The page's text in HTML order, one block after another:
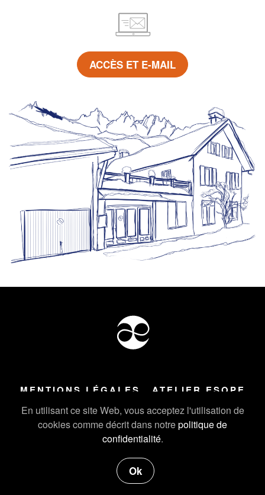
En utilisant ce site Web, vous acceptez l'utilisation de
cookies comme décrit dans notrepolitique de
confidentialité.
Ok
ACCÈS ET E-MAIL
MENTIONS LÉGALES ATELIER ESOPE